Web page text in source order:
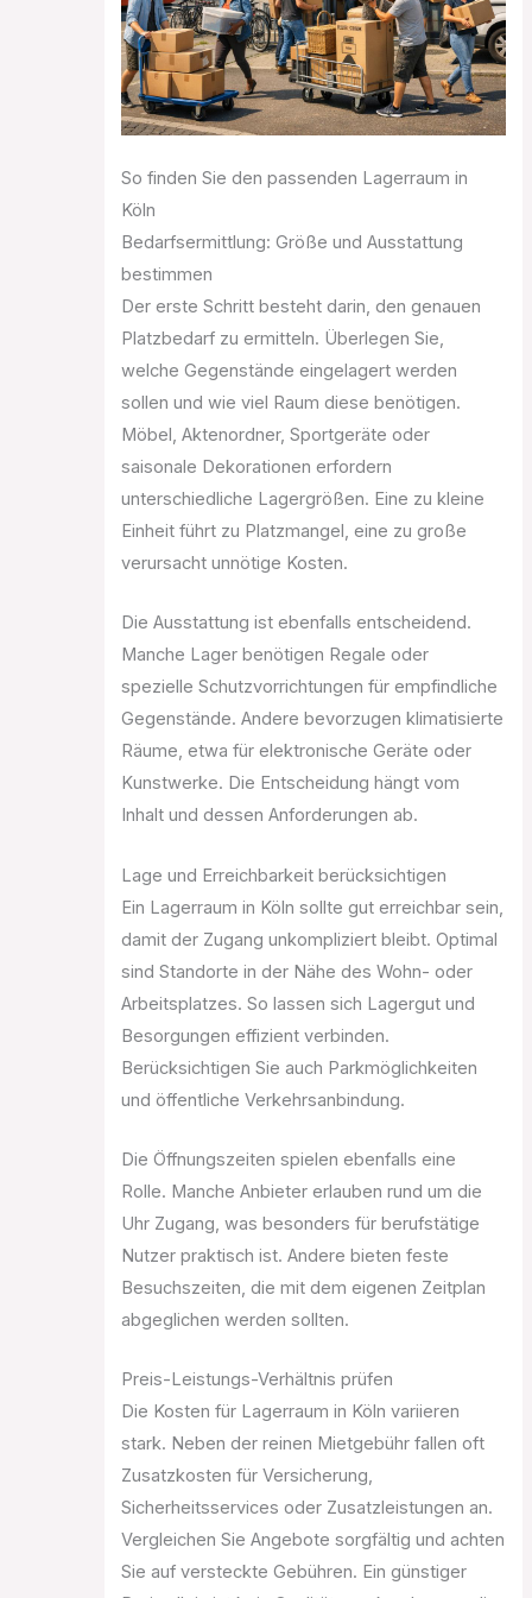
So finden Sie den passenden Lagerraum in
Köln
Bedarfsermittlung: Größe und Ausstattung
bestimmen
Der erste Schritt besteht darin, den genauen
Platzbedarf zu ermitteln. Überlegen Sie,
welche Gegenstände eingelagert werden
sollen und wie viel Raum diese benötigen.
Möbel, Aktenordner, Sportgeräte oder
saisonale Dekorationen erfordern
unterschiedliche Lagergrößen. Eine zu kleine
Einheit führt zu Platzmangel, eine zu große
verursacht unnötige Kosten.
Die Ausstattung ist ebenfalls entscheidend.
Manche Lager benötigen Regale oder
spezielle Schutzvorrichtungen für empfindliche
Gegenstände. Andere bevorzugen klimatisierte
Räume, etwa für elektronische Geräte oder
Kunstwerke. Die Entscheidung hängt vom
Inhalt und dessen Anforderungen ab.
Lage und Erreichbarkeit berücksichtigen
Ein Lagerraum in Köln sollte gut erreichbar sein,
damit der Zugang unkompliziert bleibt. Optimal
sind Standorte in der Nähe des Wohn- oder
Arbeitsplatzes. So lassen sich Lagergut und
Besorgungen effizient verbinden.
Berücksichtigen Sie auch Parkmöglichkeiten
und öffentliche Verkehrsanbindung.
Die Öffnungszeiten spielen ebenfalls eine
Rolle. Manche Anbieter erlauben rund um die
Uhr Zugang, was besonders für berufstätige
Nutzer praktisch ist. Andere bieten feste
Besuchszeiten, die mit dem eigenen Zeitplan
abgeglichen werden sollten.
Preis-Leistungs-Verhältnis prüfen
Die Kosten für Lagerraum in Köln variieren
stark. Neben der reinen Mietgebühr fallen oft
Zusatzkosten für Versicherung,
Sicherheitsservices oder Zusatzleistungen an.
Vergleichen Sie Angebote sorgfältig und achten
Sie auf versteckte Gebühren. Ein günstiger